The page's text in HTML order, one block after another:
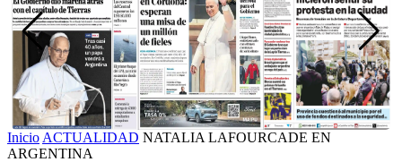
Inicio ACTUALIDAD NATALIA LAFOURCADE EN
ARGENTINA